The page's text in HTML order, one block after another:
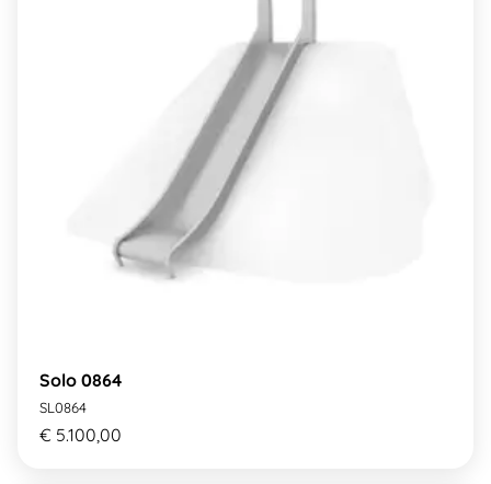
Solo 0864
SL0864
€ 5.100,00